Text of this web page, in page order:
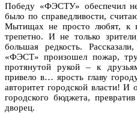
Победу «ФЭСТУ» обеспечил
было по справедливости,
Мытищах не просто любят, к
трепетно. И не только
большая редкость.
«ФЭСТ» произошел пожар,
протянутой рукой – к
привело в… ярость главу
авторитет городской власти! И
городского бюджета,
дворец.